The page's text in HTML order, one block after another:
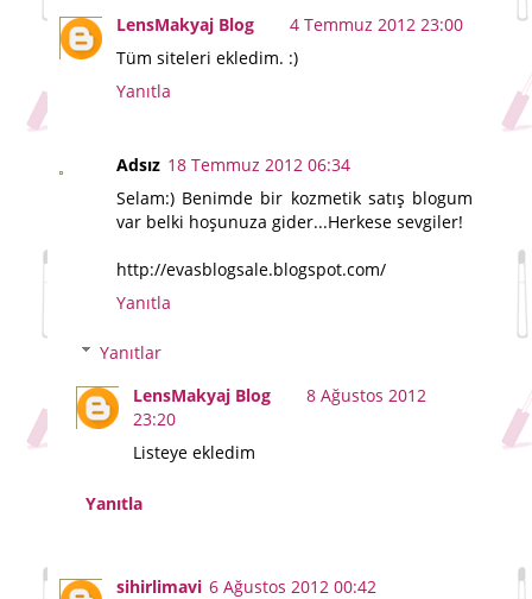
LensMakyaj Blog
4 Temmuz 2012 23:00
Tüm siteleri ekledim. :)
Yanıtla
Adsız 18 Temmuz 2012 06:34
Selam:) Benimde bir kozmetik satış blogum
var belki hoşunuza gider...Herkese sevgiler!
http://evasblogsale.blogspot.com/
Yanıtla
Yanıtlar
LensMakyaj Blog
8 Ağustos 2012
23:20
Listeye ekledim
Yanıtla
sihirlimavi 6 Ağustos 2012 00:42